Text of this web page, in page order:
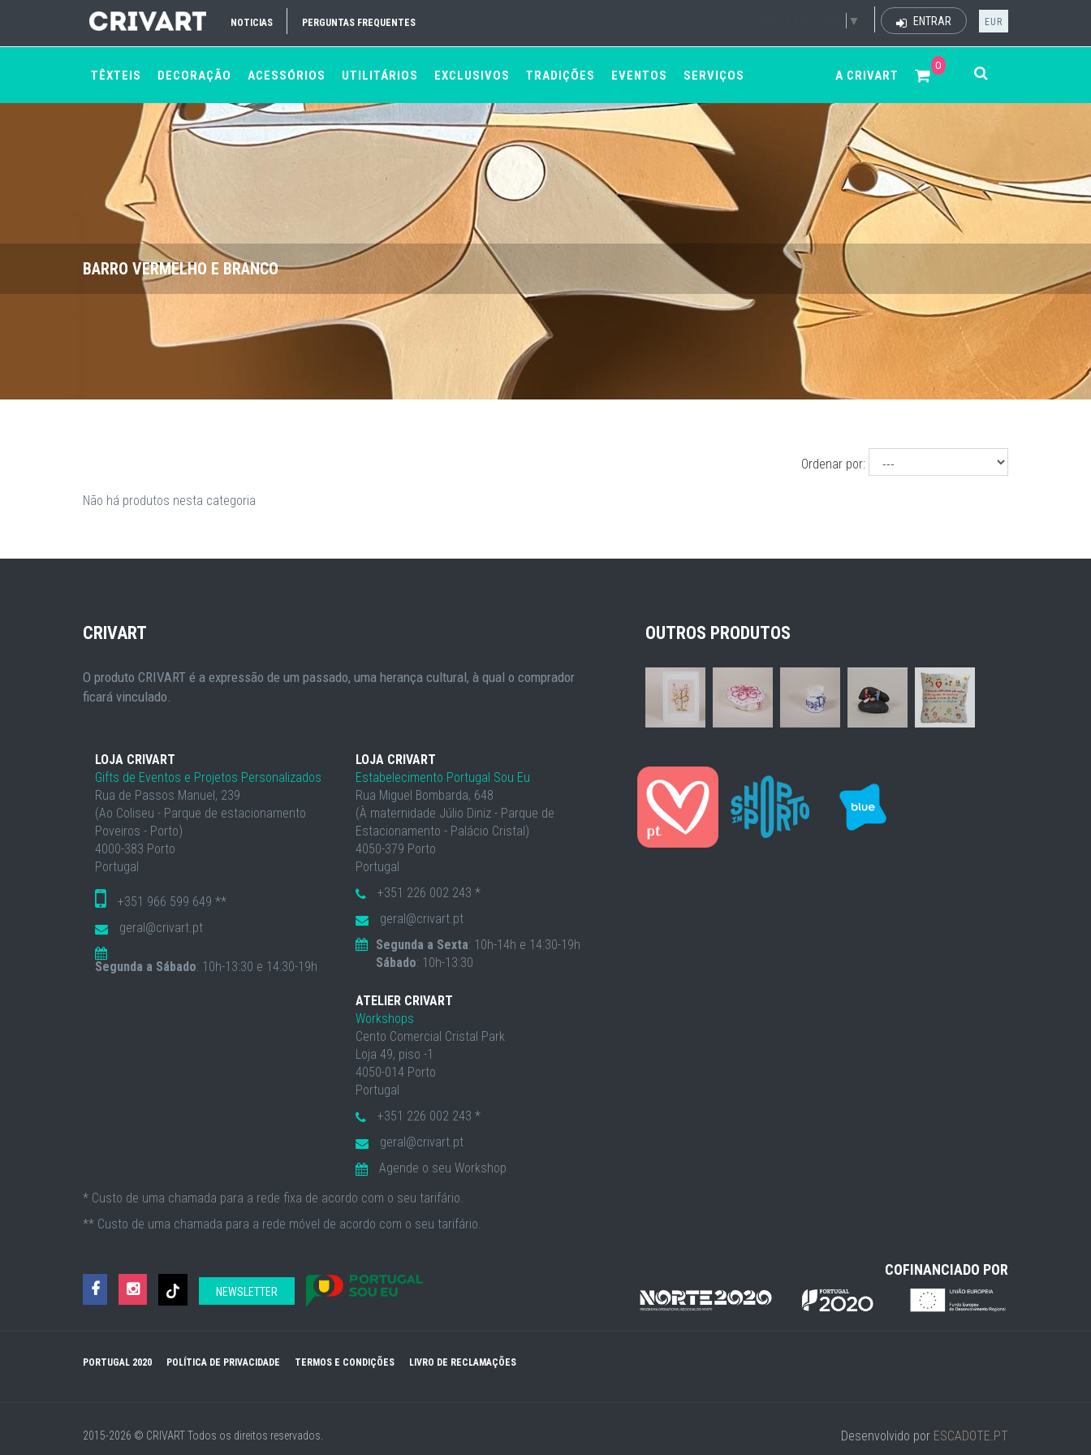
NOTICIAS PERGUNTAS FREQUENTES ▼ ENTRAR EUR
TÊXTEIS DECORAÇÃO ACESSÓRIOS UTILITÁRIOS EXCLUSIVOS TRADIÇÕES EVENTOS SERVIÇOS
0
A CRIVART
BARRO VERMELHO E BRANCO
Ordenar por:
Não há produtos nesta categoria
CRIVART
O produto CRIVART é a expressão de um passado, uma herança cultural, à qual o comprador
ficará vinculado.
LOJA CRIVART
Gifts de Eventos e Projetos Personalizados
Rua de Passos Manuel, 239
(Ao Coliseu - Parque de estacionamento
Poveiros - Porto)
4000-383 Porto
Portugal
+351 966 599 649 **
geral@crivart.pt
Segunda a Sábado: 10h-13:30 e 14:30-19h
LOJA CRIVART
Estabelecimento Portugal Sou Eu
Rua Miguel Bombarda, 648
(À maternidade Júlio Diniz - Parque de
Estacionamento - Palácio Cristal)
4050-379 Porto
Portugal
+351 226 002 243 *
geral@crivart.pt
Segunda a Sexta: 10h-14h e 14:30-19h
Sábado: 10h-13:30
ATELIER CRIVART
Workshops
Cento Comercial Cristal Park
Loja 49, piso -1
4050-014 Porto
Portugal
+351 226 002 243 *
geral@crivart.pt
Agende o seu Workshop
OUTROS PRODUTOS
* Custo de uma chamada para a rede fixa de acordo com o seu tarifário.
** Custo de uma chamada para a rede móvel de acordo com o seu tarifário.
NEWSLETTER
COFINANCIADO POR
PORTUGAL 2020 POLÍTICA DE PRIVACIDADE TERMOS E CONDIÇÕES LIVRO DE RECLAMAÇÕES
2015-2026 © CRIVARTTodos os direitos reservados. Desenvolvido por ESCADOTE.PT